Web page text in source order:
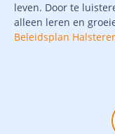
leven. Door te
alleen leren en
Beleidsplan